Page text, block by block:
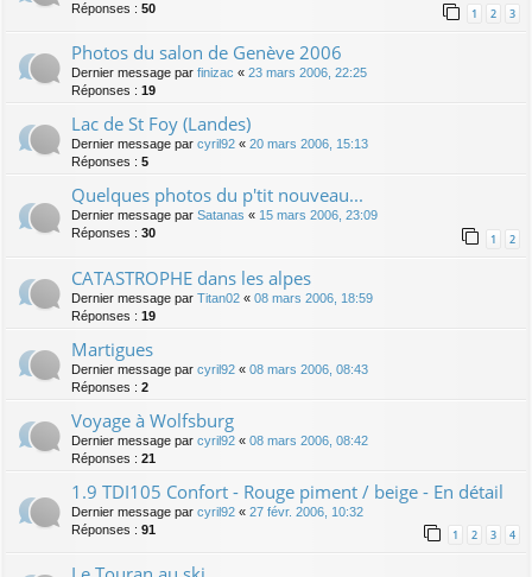
Réponses : 50 1 2 3
Photos du salon de Genève 2006
Dernier message par finizac « 23 mars 2006, 22:25
Réponses : 19
Lac de St Foy (Landes)
Dernier message par cyril92 « 20 mars 2006, 15:13
Réponses : 5
Quelques photos du p'tit nouveau...
Dernier message par Satanas « 15 mars 2006, 23:09
Réponses : 30 1 2
CATASTROPHE dans les alpes
Dernier message par Titan02 « 08 mars 2006, 18:59
Réponses : 19
Martigues
Dernier message par cyril92 « 08 mars 2006, 08:43
Réponses : 2
Voyage à Wolfsburg
Dernier message par cyril92 « 08 mars 2006, 08:42
Réponses : 21
1.9 TDI105 Confort - Rouge piment / beige - En détail
Dernier message par cyril92 « 27 févr. 2006, 10:32
Réponses : 91 1 2 3 4